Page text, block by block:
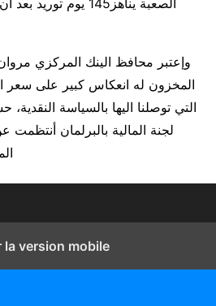
وإعتبر محافظ الينك المركزي
المخزون له انعكاس كبير على سعر
التي توصلنا اليها بالسياسة
لجنة المالية بالبرلمان
la version mobile